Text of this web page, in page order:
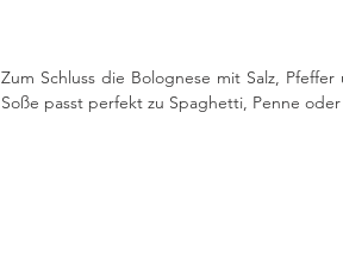
Zum Schluss die Bolognese mit Salz,
Soße passt perfekt zu Spaghetti, Penne